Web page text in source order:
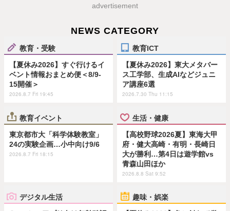
advertisement
NEWS CATEGORY
教育・受験
【夏休み2026】すぐ行けるイ
ベント情報おまとめ便＜8/9-
15開催＞
2026.8.7 Fri 19:45
教育ICT
【夏休み2026】東大メタバー
ス工学部、生成AIなどジュニ
ア講座6選
2026.7.30 Thu 11:15
教育イベント
東京都市大「科学体験教室」
24の実験企画…小中向け9/6
2026.8.7 Fri 18:15
生活・健康
【高校野球2026夏】東海大甲
府・健大高崎・有明・長崎日
大が勝利…第4日は遊学館vs
青森山田ほか
2026.8.8 Sat 9:52
デジタル生活 趣味・娯楽